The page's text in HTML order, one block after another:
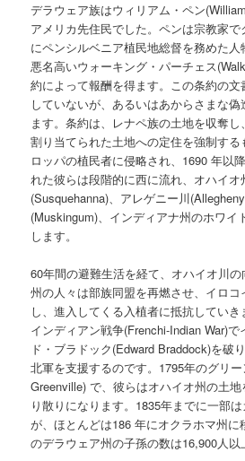
デラウェア族はウィリアム・ペン
アメリカ先住民でした。ペンは宗教家
にペンシルベニア植民地総督を務めた
悪名高いウォーキング・パーチェス
約によって報酬を得ます。この条約の
していないが、あるいはあからさまな
ます。条約は、レナペ族の土地を収奪
割り当てられた土地への定住を強制す
ロッパの植民者に侵略され、1690 年以
れた彼らは段階的に西に流れ、オハイオ
(Susquehanna)、アレゲニー川
(Muskingum)、インディアナ州のホワイ
します。
60年間の避難生活を経て、オハイオ川
州の人々は部族同盟を再燃させ、イロ
し、進入してくる入植者に抵抗していき
インディアン戦争(Frenchi-Indian War)
ド・ブラドック(Edward Braddock)を破
北軍を支援するのです。1795年のグリ
Greenville) で、彼らはオハイオ州の土
り散りになります。1835年までに一部
が、ほとんどは186 年にオクラホマ州
のデラウェア州の子孫の数は16,900人以